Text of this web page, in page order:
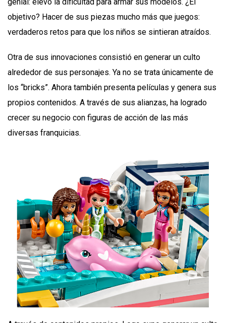
objetivo? Hacer de sus piezas mucho más que juegos:
verdaderos retos para que los niños se sintieran atraídos.
Otra de sus innovaciones consistió en generar un culto
alrededor de sus personajes. Ya no se trata únicamente de
los “bricks”. Ahora también presenta películas y genera sus
propios contenidos. A través de sus alianzas, ha logrado
crecer su negocio con figuras de acción de las más
diversas franquicias.